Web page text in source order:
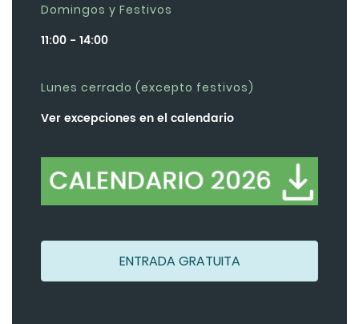
Domingos y Festivos
11:00 - 14:00
Lunes cerrado (excepto festivos)
Ver excepciones en el calendario
ENTRADA GRATUITA